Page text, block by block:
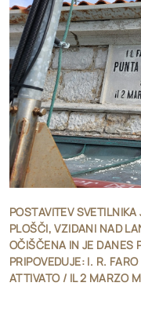
POSTAVITEV
PLOŠČI, VZIDANI NAD
OČIŠČENA IN JE DANES
PRIPOVEDUJE: I. R.
ATTIVATO / IL 2 MARZO